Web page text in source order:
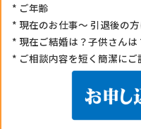
* ご年齢
* 現在のお仕事〜 引退後の
* 現在ご結婚は？子供さんは
* ご相談内容を短く簡潔にご